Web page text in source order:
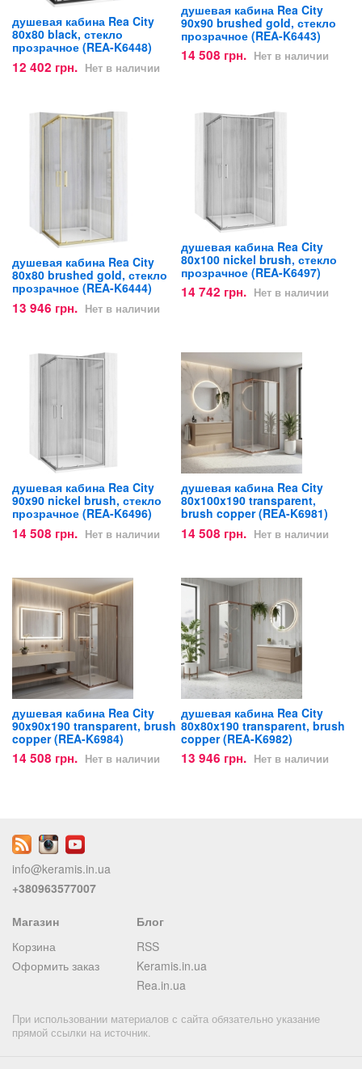
душевая кабина Rea City
80x80 black, стекло
прозрачное (REA-K6448)
12 402 грн. Нет в наличии
душевая кабина Rea City
90x90 brushed gold, стекло
прозрачное (REA-K6443)
14 508 грн. Нет в наличии
душевая кабина Rea City
80x80 brushed gold, стекло
прозрачное (REA-K6444)
13 946 грн. Нет в наличии
душевая кабина Rea City
80x100 nickel brush, стекло
прозрачное (REA-K6497)
14 742 грн. Нет в наличии
душевая кабина Rea City
90x90 nickel brush, стекло
прозрачное (REA-K6496)
14 508 грн. Нет в наличии
душевая кабина Rea City
80x100x190 transparent,
brush copper (REA-K6981)
14 508 грн. Нет в наличии
душевая кабина Rea City
90x90x190 transparent, brush
copper (REA-K6984)
14 508 грн. Нет в наличии
душевая кабина Rea City
80x80x190 transparent, brush
copper (REA-K6982)
13 946 грн. Нет в наличии
info@keramis.in.ua
+380963577007
Магазин
Корзина
Оформить заказ
Блог
RSS
Keramis.in.ua
Rea.in.ua
При использовании материалов с сайта обязательно указание
прямой ссылки на источник.